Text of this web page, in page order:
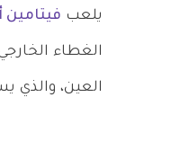
يلعب فيتامين أ
العين، والذي